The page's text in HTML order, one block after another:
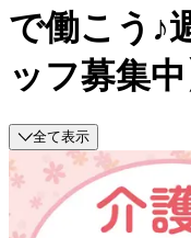
で働こう♪
ッフ募集中
全て表示